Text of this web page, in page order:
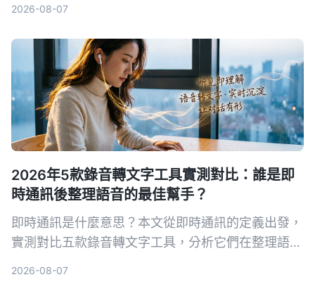
2026-08-07
2026年5款錄音轉文字工具實測對比：誰是即
時通訊後整理語音的最佳幫手？
即時通訊是什麼意思？本文從即時通訊的定義出發，
實測對比五款錄音轉文字工具，分析它們在整理語音
2026-08-07